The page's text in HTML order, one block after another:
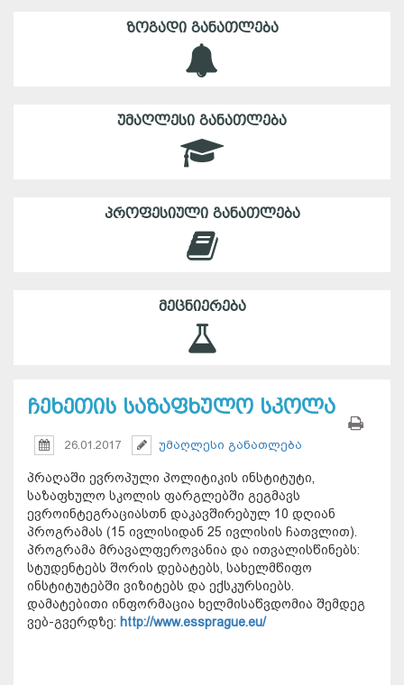
ᲖᲝᲒᲐᲓᲘ ᲒᲐᲜᲐᲗᲚᲔᲑᲐ
ᲣᲛᲐᲦᲚᲔᲡᲘ ᲒᲐᲜᲐᲗᲚᲔᲑᲐ
ᲞᲠᲝᲤᲔᲡᲘᲣᲚᲘ ᲒᲐᲜᲐᲗᲚᲔᲑᲐ
ᲛᲔᲪᲜᲘᲔᲠᲔᲑᲐ
ჩეხეთის საზაფხულო სკოლა
26.01.2017 უმაღლესი განათლება
პრაღაში ევროპული პოლიტიკის ინსტიტუტი,
საზაფხულო სკოლის ფარგლებში გეგმავს
ევროინტეგრაციასთნ დაკავშირებულ 10 დღიან
პროგრამას (15 ივლისიდან 25 ივლისის ჩათვლით).
პროგრამა მრავალფეროვანია და ითვალისწინებს:
სტუდენტებს შორის დებატებს, სახელმწიფო
ინსტიტუტებში ვიზიტებს და ექსკურსიებს.
დამატებითი ინფორმაცია ხელმისაწვდომია შემდეგ
ვებ-გვერდზე: http://www.essprague.eu/